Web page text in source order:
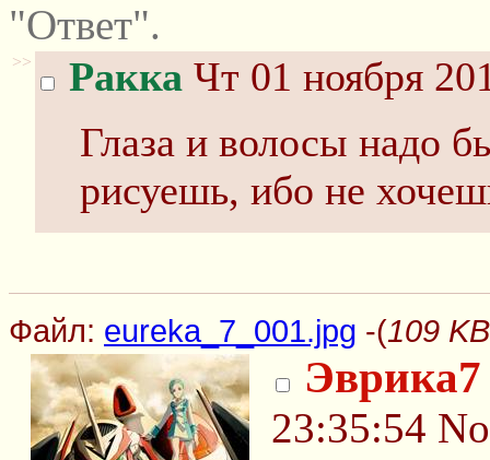
"Ответ".
>> Ракка Чт 01 ноября
Глаза и волосы надо
рисуешь, ибо не
Файл: eureka_7_001.jpg -(109
Эврика7
23:35:54